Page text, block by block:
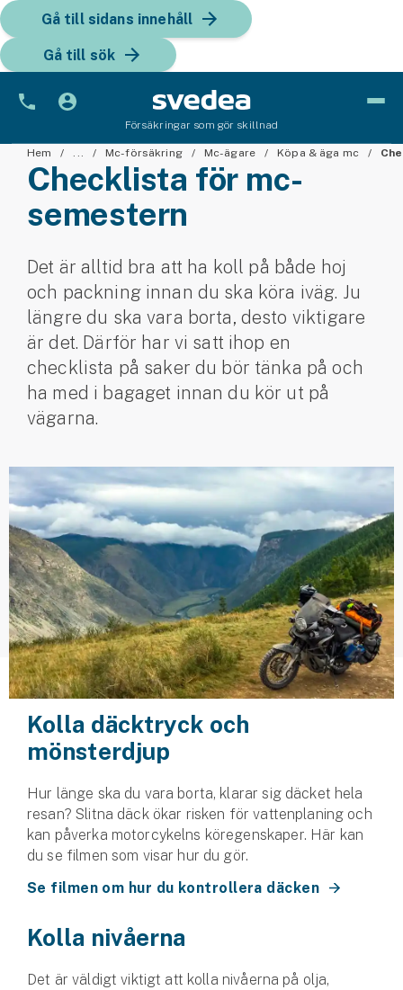
Gå till sidans innehåll
Gå till sök
Försäkringar som gör skillnad
Bil
Fordon
Snöskoterförsäkring
ATV-försäkring
Släpvagnsförsäkring
Motorcykel
Mc-försäkring
Märkesförsäkringar
Båt
Båtförsäkring
Märkesförsäkringar
Sportfiskarna
Hundförsäkring
Jakthundsförsäkring
Djurförsäkring
Hem & hus
Hem ... Mc-försäkring Mc-ägare Köpa & äga mc
Checklista för mc-
semestern
Det är alltid bra att ha koll på både hoj
och packning innan du ska köra iväg. Ju
längre du ska vara borta, desto viktigare
är det. Därför har vi satt ihop en
checklista på saker du bör tänka på och
ha med i bagaget innan du kör ut på
vägarna.
Kolla däcktryck och
mönsterdjup
Hur länge ska du vara borta, klarar sig däcket hela
resan? Slitna däck ökar risken för vattenplaning och
kan påverka motorcykelns köregenskaper. Här kan
du se filmen som visar hur du gör.
Se filmen om hur du kontrollera däcken
Kolla nivåerna
Det är väldigt viktigt att kolla nivåerna på olja,